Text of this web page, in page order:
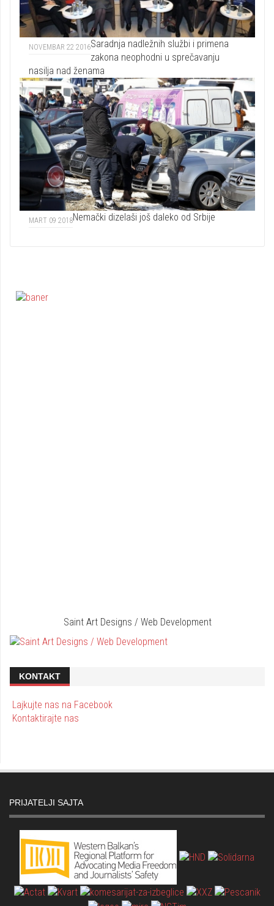
NOVEMBAR 22 2016Saradnja nadležnih službi i primena
zakona neophodni u sprečavanju
nasilja nad ženama
MART 09 2018Nemački dizelaši još daleko od Srbije
Saint Art Designs / Web Development
KONTAKT
Lajkujte nas na Facebook
Kontaktirajte nas
PRIJATELJI SAJTA